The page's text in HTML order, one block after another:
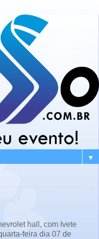
▼
hall, com Ivete
feira dia 07 de